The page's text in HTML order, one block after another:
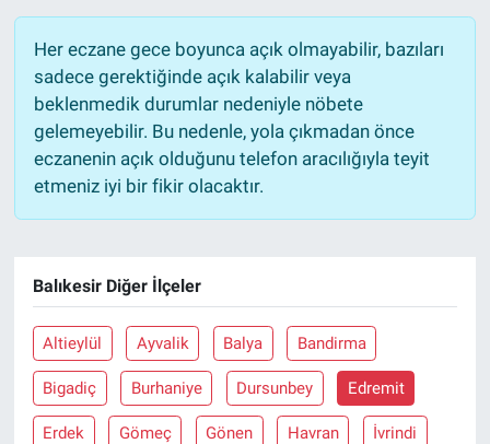
Her eczane gece boyunca açık olmayabilir, bazıları
sadece gerektiğinde açık kalabilir veya
beklenmedik durumlar nedeniyle nöbete
gelemeyebilir. Bu nedenle, yola çıkmadan önce
eczanenin açık olduğunu telefon aracılığıyla teyit
etmeniz iyi bir fikir olacaktır.
Balıkesir Diğer İlçeler
Altieylül Ayvalik Balya Bandirma
Bigadiç Burhaniye Dursunbey Edremit
Erdek Gömeç Gönen Havran İvrindi